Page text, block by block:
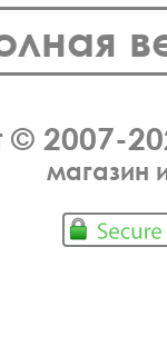
© 2007-
магазин